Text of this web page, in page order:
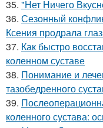
35. "Нет Ничего
36. Сезонный
Ксения продрала
37. Как быстро
коленном суставе
38. Понимание и
тазобедренного
39.
коленного сустава: